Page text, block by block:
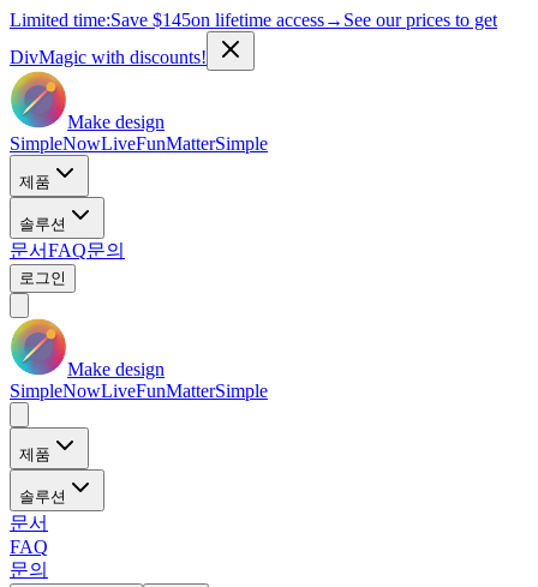
Limited time:Save $145on lifetime access→ See our prices to get
DivMagic with discounts!
Make design
SimpleNowLiveFunMatterSimple
제품
솔루션
문서FAQ문의
로그인
Make design
SimpleNowLiveFunMatterSimple
제품
솔루션
문서
FAQ
문의